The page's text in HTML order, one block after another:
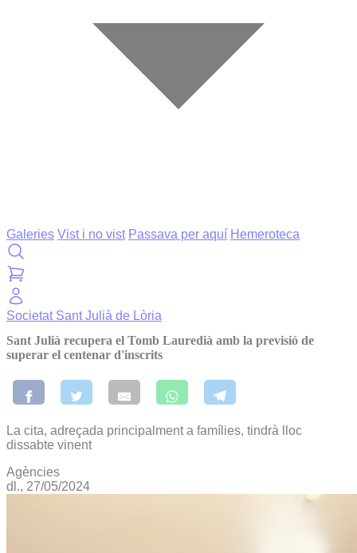
Galeries Vist i no vist Passava per aquí Hemeroteca
Societat Sant Julià de Lòria
Sant Julià recupera el Tomb Lauredià amb la previsió de
superar el centenar d'inscrits
La cita, adreçada principalment a famílies, tindrà lloc
dissabte vinent
Agències
dl., 27/05/2024